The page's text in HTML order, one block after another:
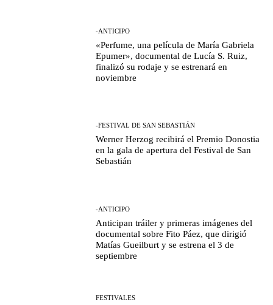
-ANTICIPO
«Perfume, una película de María Gabriela
Epumer», documental de Lucía S. Ruiz,
finalizó su rodaje y se estrenará en
noviembre
-FESTIVAL DE SAN SEBASTIÁN
Werner Herzog recibirá el Premio Donostia
en la gala de apertura del Festival de San
Sebastián
-ANTICIPO
Anticipan tráiler y primeras imágenes del
documental sobre Fito Páez, que dirigió
Matías Gueilburt y se estrena el 3 de
septiembre
FESTIVALES